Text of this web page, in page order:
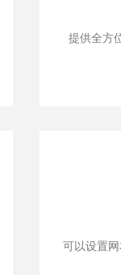
提供全方
可以设置